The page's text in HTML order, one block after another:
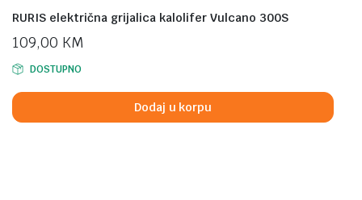
RURIS električna grijalica kalolifer Vulcano 300S
109,00 KM
DOSTUPNO
Dodaj u korpu